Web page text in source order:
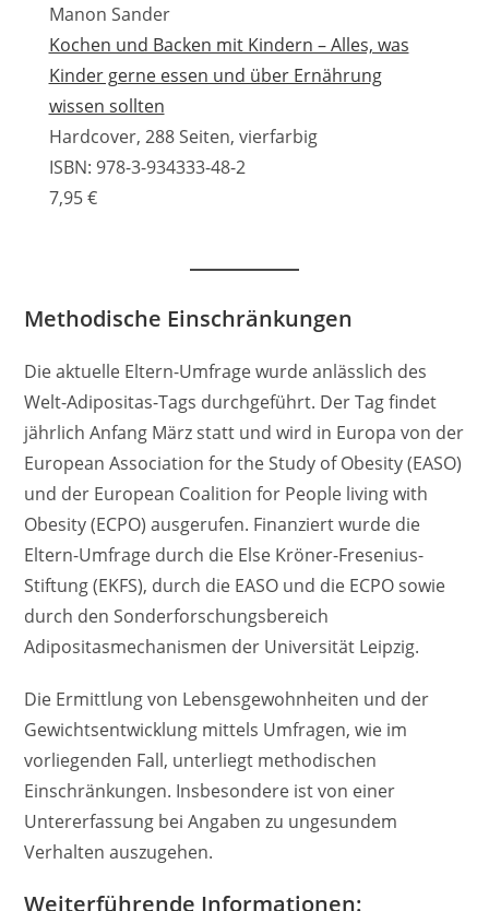
Manon Sander
Kochen und Backen mit Kindern – Alles, was
Kinder gerne essen und über Ernährung
wissen sollten
Hardcover, 288 Seiten, vierfarbig
ISBN: 978-3-934333-48-2
7,95 €
Methodische Einschränkungen
Die aktuelle Eltern-Umfrage wurde anlässlich des
Welt-Adipositas-Tags durchgeführt. Der Tag findet
jährlich Anfang März statt und wird in Europa von der
European Association for the Study of Obesity (EASO)
und der European Coalition for People living with
Obesity (ECPO) ausgerufen. Finanziert wurde die
Eltern-Umfrage durch die Else Kröner-Fresenius-
Stiftung (EKFS), durch die EASO und die ECPO sowie
durch den Sonderforschungsbereich
Adipositasmechanismen der Universität Leipzig.
Die Ermittlung von Lebensgewohnheiten und der
Gewichtsentwicklung mittels Umfragen, wie im
vorliegenden Fall, unterliegt methodischen
Einschränkungen. Insbesondere ist von einer
Untererfassung bei Angaben zu ungesundem
Verhalten auszugehen.
Weiterführende Informationen: